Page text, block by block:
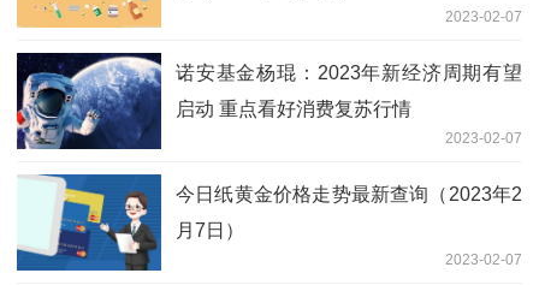
2023-02-07
诺安基金杨琨：2023年新经济周期有望
启动 重点看好消费复苏行情
2023-02-07
今日纸黄金价格走势最新查询（2023年2
月7日）
2023-02-07